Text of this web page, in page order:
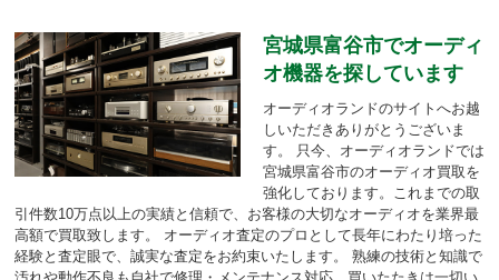
宮城県富谷市でオーディ
オ機器を探しています
オーディオランドのサイトへお越
しいただきありがとうございま
す。
只今、オーディオランドでは
宮城県富谷市のオーディオ買取を
強化しております。 これまでの取
引件数10万点以上の実績と信頼で、お客様の大切なオーディオを業界最
高額で買取致します。
オーディオ査定のプロとして長年にわたり培った
経験と査定眼で、誠実な査定をお約束いたします。
熟練の技術と知識で